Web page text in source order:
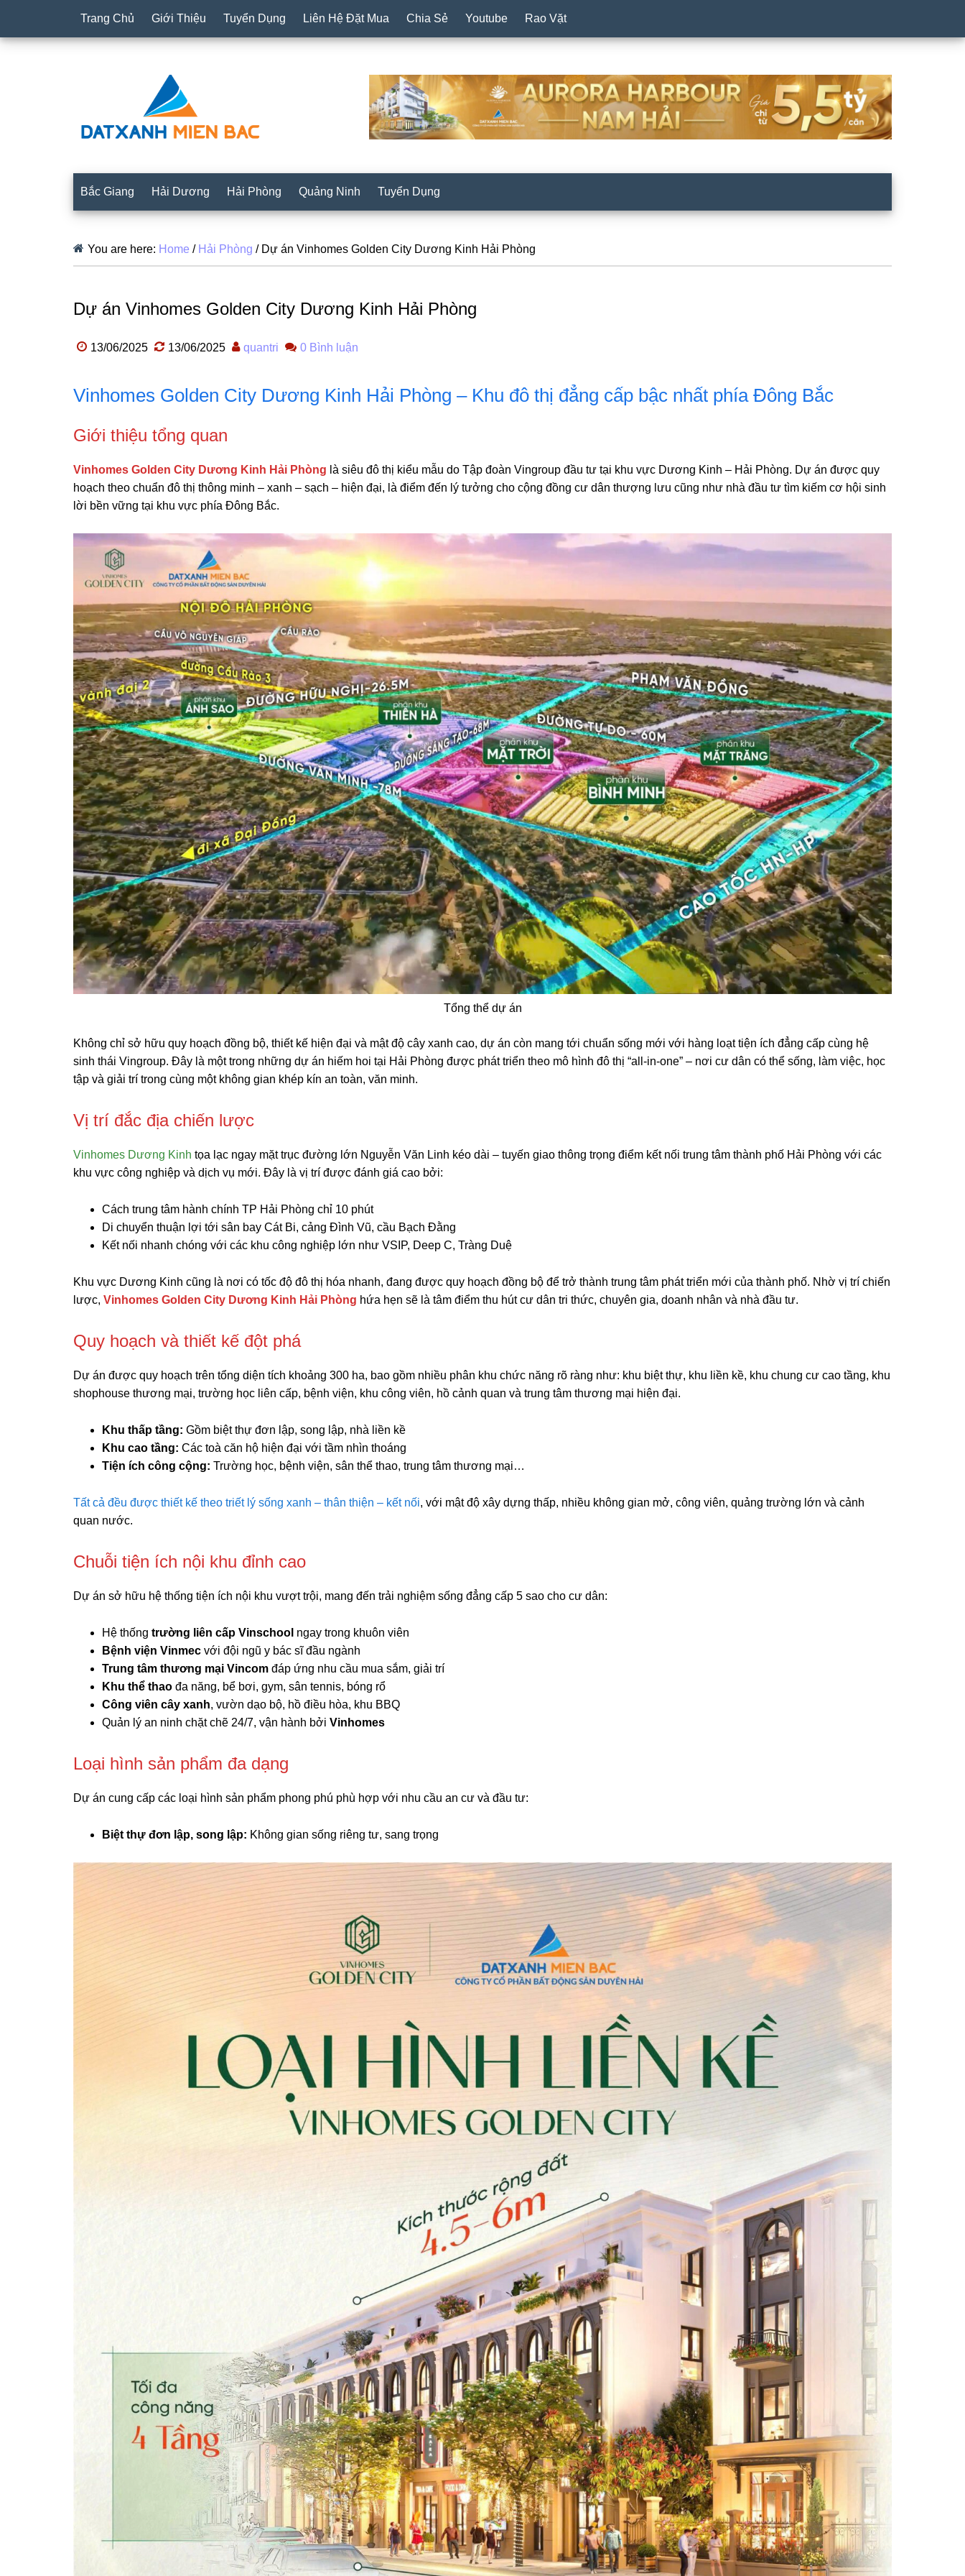
Trang Chủ Giới Thiệu Tuyển Dụng Liên Hệ Đặt Mua Chia Sẻ Youtube Rao Vặt
Bắc Giang Hải Dương Hải Phòng Quảng Ninh Tuyển Dụng
You are here: Home / Hải Phòng /Dự án Vinhomes Golden City Dương Kinh Hải Phòng
Dự án Vinhomes Golden City Dương Kinh Hải Phòng
13/06/2025 13/06/2025 quantri 0 Bình luận
Vinhomes Golden City Dương Kinh Hải Phòng – Khu đô thị đẳng cấp bậc nhất phía Đông Bắc
Giới thiệu tổng quan
Vinhomes Golden City Dương Kinh Hải Phòng là siêu đô thị kiểu mẫu do Tập đoàn Vingroup đầu tư tại khu vực Dương Kinh – Hải Phòng. Dự án được quy
hoạch theo chuẩn đô thị thông minh – xanh – sạch – hiện đại, là điểm đến lý tưởng cho cộng đồng cư dân thượng lưu cũng như nhà đầu tư tìm kiếm cơ hội sinh
lời bền vững tại khu vực phía Đông Bắc.
Tổng thể dự án
Không chỉ sở hữu quy hoạch đồng bộ, thiết kế hiện đại và mật độ cây xanh cao, dự án còn mang tới chuẩn sống mới với hàng loạt tiện ích đẳng cấp cùng hệ
sinh thái Vingroup. Đây là một trong những dự án hiếm hoi tại Hải Phòng được phát triển theo mô hình đô thị “all-in-one” – nơi cư dân có thể sống, làm việc, học
tập và giải trí trong cùng một không gian khép kín an toàn, văn minh.
Vị trí đắc địa chiến lược
Vinhomes Dương Kinh tọa lạc ngay mặt trục đường lớn Nguyễn Văn Linh kéo dài – tuyến giao thông trọng điểm kết nối trung tâm thành phố Hải Phòng với các
khu vực công nghiệp và dịch vụ mới. Đây là vị trí được đánh giá cao bởi:
Cách trung tâm hành chính TP Hải Phòng chỉ 10 phút
Di chuyển thuận lợi tới sân bay Cát Bi, cảng Đình Vũ, cầu Bạch Đằng
Kết nối nhanh chóng với các khu công nghiệp lớn như VSIP, Deep C, Tràng Duệ
Khu vực Dương Kinh cũng là nơi có tốc độ đô thị hóa nhanh, đang được quy hoạch đồng bộ để trở thành trung tâm phát triển mới của thành phố. Nhờ vị trí chiến
lược, Vinhomes Golden City Dương Kinh Hải Phòng hứa hẹn sẽ là tâm điểm thu hút cư dân tri thức, chuyên gia, doanh nhân và nhà đầu tư.
Quy hoạch và thiết kế đột phá
Dự án được quy hoạch trên tổng diện tích khoảng 300 ha, bao gồm nhiều phân khu chức năng rõ ràng như: khu biệt thự, khu liền kề, khu chung cư cao tầng, khu
shophouse thương mại, trường học liên cấp, bệnh viện, khu công viên, hồ cảnh quan và trung tâm thương mại hiện đại.
Khu thấp tầng: Gồm biệt thự đơn lập, song lập, nhà liền kề
Khu cao tầng: Các toà căn hộ hiện đại với tầm nhìn thoáng
Tiện ích công cộng: Trường học, bệnh viện, sân thể thao, trung tâm thương mại…
Tất cả đều được thiết kế theo triết lý sống xanh – thân thiện – kết nối, với mật độ xây dựng thấp, nhiều không gian mở, công viên, quảng trường lớn và cảnh
quan nước.
Chuỗi tiện ích nội khu đỉnh cao
Dự án sở hữu hệ thống tiện ích nội khu vượt trội, mang đến trải nghiệm sống đẳng cấp 5 sao cho cư dân:
Hệ thống trường liên cấp Vinschool ngay trong khuôn viên
Bệnh viện Vinmec với đội ngũ y bác sĩ đầu ngành
Trung tâm thương mại Vincom đáp ứng nhu cầu mua sắm, giải trí
Khu thể thao đa năng, bể bơi, gym, sân tennis, bóng rổ
Công viên cây xanh, vườn dạo bộ, hồ điều hòa, khu BBQ
Quản lý an ninh chặt chẽ 24/7, vận hành bởi Vinhomes
Loại hình sản phẩm đa dạng
Dự án cung cấp các loại hình sản phẩm phong phú phù hợp với nhu cầu an cư và đầu tư:
Biệt thự đơn lập, song lập: Không gian sống riêng tư, sang trọng